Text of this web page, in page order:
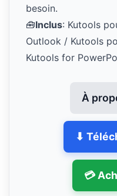
besoin.
🧰Inclus: Kutools
Outlook / Kutools
Kutools for
À
⬇
💳